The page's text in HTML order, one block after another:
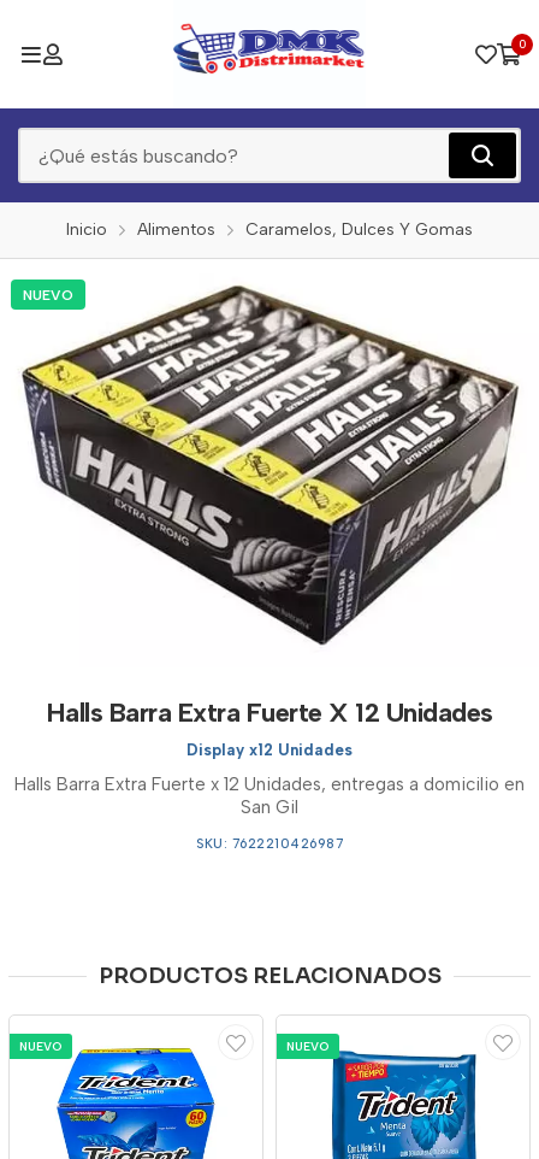
0
Inicio Alimentos Caramelos, Dulces Y Gomas
NUEVO
Halls Barra Extra Fuerte X 12 Unidades
Display x12 Unidades
Halls Barra Extra Fuerte x 12 Unidades, entregas a domicilio en
San Gil
SKU: 7622210426987
PRODUCTOS RELACIONADOS
NUEVO NUEVO